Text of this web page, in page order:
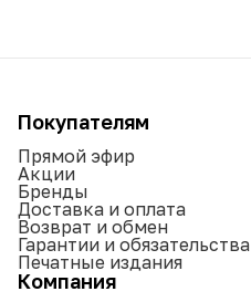
Покупателям
Прямой эфир
Акции
Бренды
Доставка и оплата
Возврат и обмен
Гарантии и обязательства
Печатные издания
Компания